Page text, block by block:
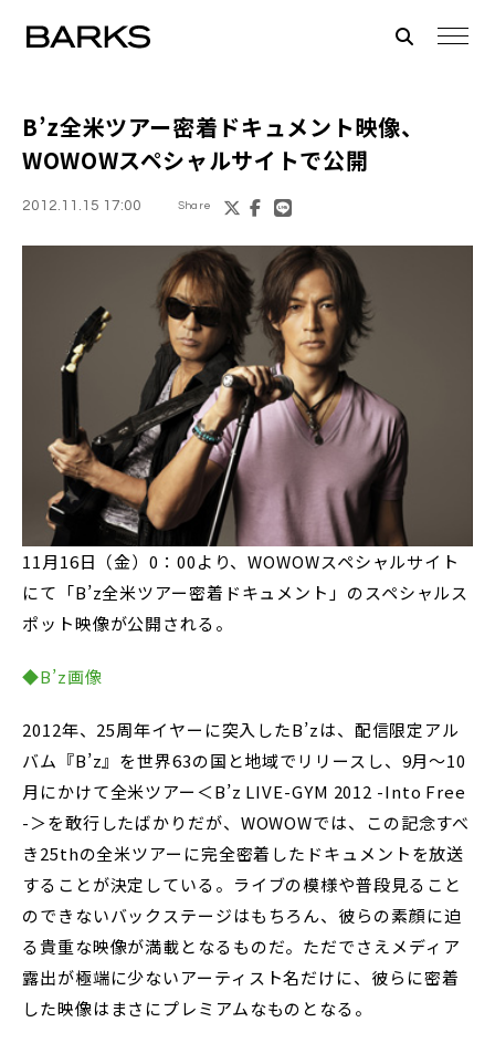
B’z全米ツアー密着ドキュメント映像、
WOWOWスペシャルサイトで公開
2012.11.15 17:00 Share
11月16日（金）0：00より、WOWOWスペシャルサイト
にて「B’z全米ツアー密着ドキュメント」のスペシャルス
ポット映像が公開される。
◆B’z画像
2012年、25周年イヤーに突入したB’zは、配信限定アル
バム『B’z』を世界63の国と地域でリリースし、9月～10
月にかけて全米ツアー＜B’z LIVE-GYM 2012 -Into Free
-＞を敢行したばかりだが、WOWOWでは、この記念すべ
き25thの全米ツアーに完全密着したドキュメントを放送
することが決定している。ライブの模様や普段見ること
のできないバックステージはもちろん、彼らの素顔に迫
る貴重な映像が満載となるものだ。ただでさえメディア
露出が極端に少ないアーティスト名だけに、彼らに密着
した映像はまさにプレミアムなものとなる。